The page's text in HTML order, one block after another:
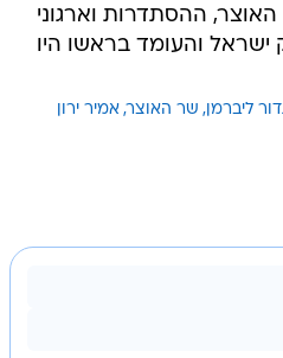
האוצר, ההסתדרות וארגוני
והעומד בראשו היו
ליברמן שר האוצר אמיר ירון